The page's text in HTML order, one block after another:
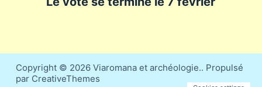
Copyright © 2026 Viaromana et archéologie.. Propulsé
par CreativeThemes